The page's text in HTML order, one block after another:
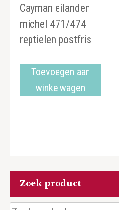
Cayman eilanden
michel 471/474
reptielen postfris
Toevoegen aan
winkelwagen
Zoek product
Zoeken